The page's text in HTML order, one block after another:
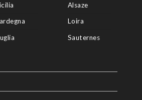
Alsaze
Loira
Sauternes